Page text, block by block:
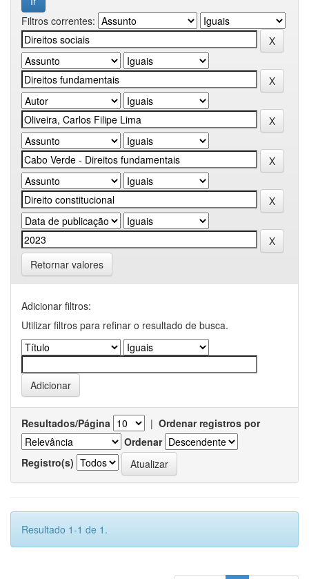
Filtros correntes:
Retornar valores
Adicionar filtros:
Utilizar filtros para refinar o resultado de busca.
Resultados/Página | Ordenar registros por
Ordenar
Registro(s)
Resultado 1-1 de 1.